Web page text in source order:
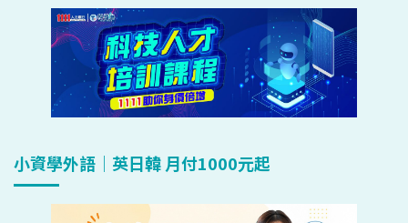
小資學外語｜英日韓 月付1000元起